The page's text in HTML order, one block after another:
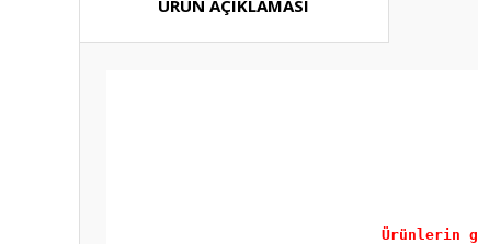
ÜRÜN AÇIKLAMASI
Ürünlerin